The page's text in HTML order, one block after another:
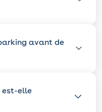
avant de
est-elle